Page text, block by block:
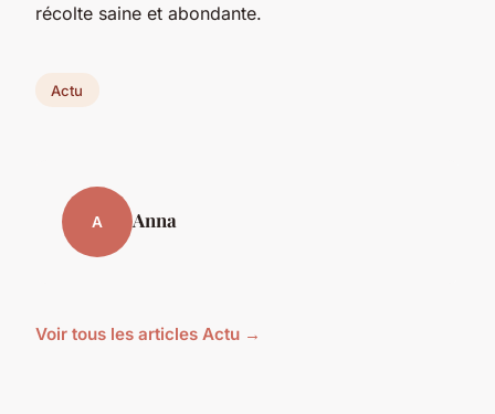
récolte saine et abondante.
Actu
A Anna
Voir tous les articles Actu →